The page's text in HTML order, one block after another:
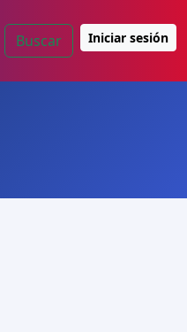
Buscar Iniciar sesión